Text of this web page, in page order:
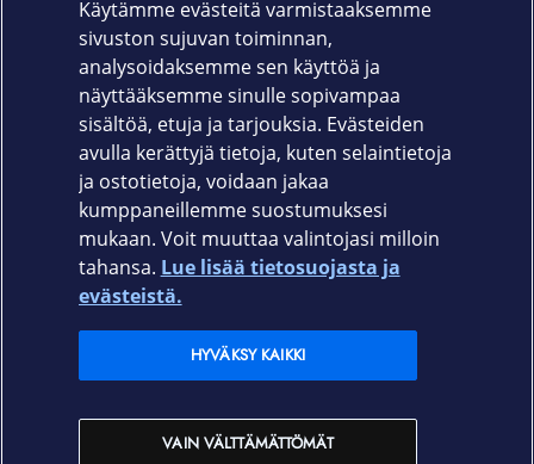
12,6 kg
Takuu
24 kk
Elisa.fi
Elisan myymälät
Käytämme evästeitä varmistaaksemme
sivuston sujuvan toiminnan,
analysoidaksemme sen käyttöä ja
näyttääksemme sinulle sopivampaa
sisältöä, etuja ja tarjouksia. Evästeiden
avulla kerättyjä tietoja, kuten selaintietoja
ja ostotietoja, voidaan jakaa
kumppaneillemme suostumuksesi
mukaan. Voit muuttaa valintojasi milloin
tahansa. Lue lisää tietosuojasta ja
evästeistä.
VAIN VÄLTTÄMÄTTÖMÄT
HYVÄKSY KAIKKI